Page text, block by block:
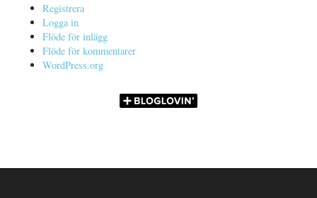
Registrera
Logga in
Flöde för inlägg
Flöde för kommentarer
WordPress.org